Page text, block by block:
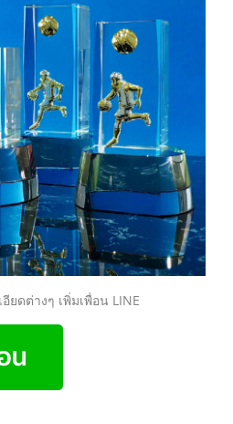
ยดต่างๆ เพิ่มเพื่อน LINE